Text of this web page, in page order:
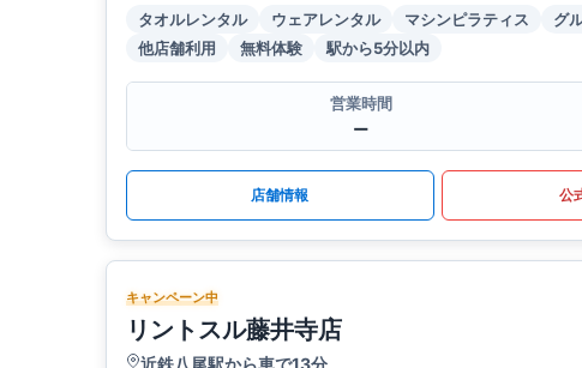
タオルレンタル ウェアレンタル マシンピラティス グ
他店舗利用
無料体験 駅から5分以内
営業時間
ー
店舗情報 公
キャンペーン中
リントスル藤井寺店